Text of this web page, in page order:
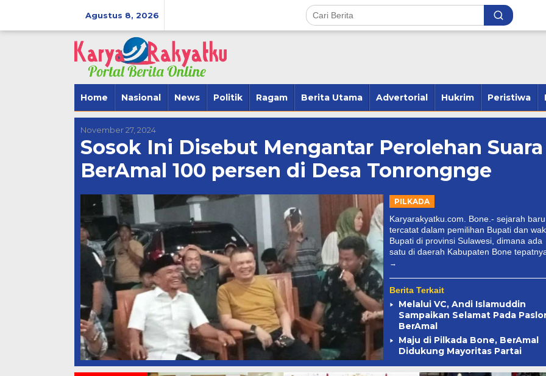
Agustus 8, 2026
Home Nasional News Politik Ragam Berita Utama Advertorial Hukrim Peristiwa
November 27, 2024
Sosok Ini Disebut Mengantar Perolehan Suara
BerAmal 100 persen di Desa Tonrongnge
PILKADA
Karyarakyatku.com. Bone.- sejarah baru
tercatat dalam pemilihan Bupati dan
Bupati di provinsi Sulawesi, dimana ada
satu di daerah Kabupaten Bone
Berita Terkait
Melalui VC, Andi Islamuddin
Sampaikan Selamat Pada
BerAmal
Maju di Pilkada Bone, BerAmal
Didukung Mayoritas Partai
BerAmal Menang 23 Kecamatan,
SipakarioMi 2 Kecamatan dan
Tegak Lurus 2 Kecamatan
Di Politik | November 28, 2024
Andi Susanto Baso Samad
Pelung Kader Untuk Pimpin
Hanura Bone